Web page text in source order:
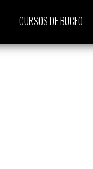
CURSOS DE BUCEO